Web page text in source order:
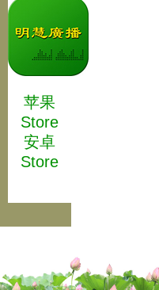
苹果
Store
安卓
Store